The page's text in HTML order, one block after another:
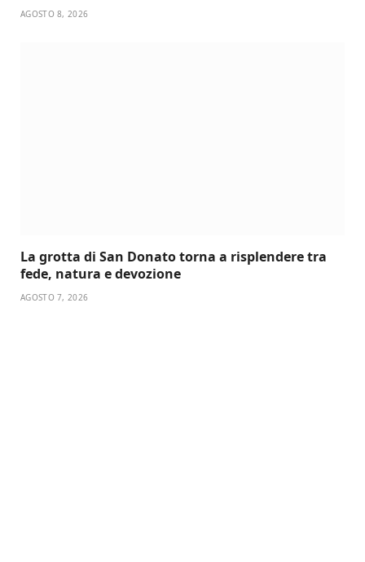
AGOSTO 8, 2026
La grotta di San Donato torna a risplendere tra
fede, natura e devozione
AGOSTO 7, 2026